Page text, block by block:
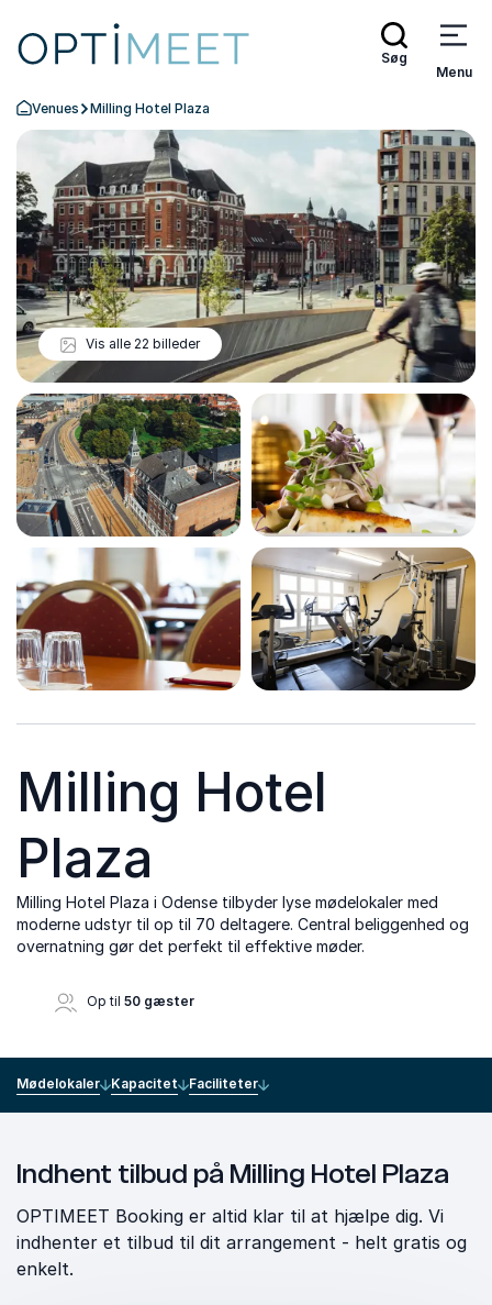
Søg
Menu
Tilbage til forsiden
Venues Milling Hotel Plaza
Vis alle 22 billeder
Milling Hotel
Plaza
Milling Hotel Plaza i Odense tilbyder lyse mødelokaler med
moderne udstyr til op til 70 deltagere. Central beliggenhed og
overnatning gør det perfekt til effektive møder.
Op til 50 gæster
Mødelokaler Kapacitet Faciliteter
Indhent tilbud på Milling Hotel Plaza
OPTIMEET Booking er altid klar til at hjælpe dig. Vi
indhenter et tilbud til dit arrangement - helt gratis og
enkelt.